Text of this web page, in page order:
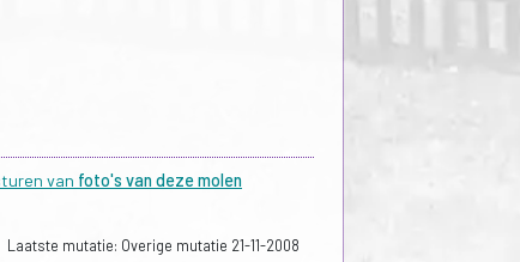
van foto's van deze molen
Laatste mutatie: Overige mutatie 21-11-2008